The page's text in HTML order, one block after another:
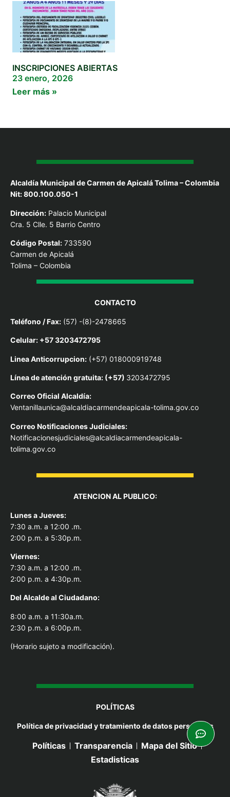
INSCRIPCIONES ABIERTAS
23 enero, 2026
Leer más »
Alcaldía Municipal de Carmen de Apicalá Tolima – Colombia
Nit: 800.100.050-1
Dirección: Palacio Municipal
Cra. 5 Clle. 5 Barrio Centro
Código Postal: 733590
Carmen de Apicalá
Tolima – Colombia
CONTACTO
Teléfono / Fax: (57) -(8)-2478665
Celular: +57 3203472795
Linea Anticorrupcion: (+57) 018000919748
Línea de atención gratuita: (+57) 3203472795
Correo Oficial Alcaldía:
Ventanillaunica@alcaldiacarmendeapicala-tolima.gov.co
Correo Notificaciones Judiciales:
Notificacionesjudiciales@alcaldiacarmendeapicala-
tolima.gov.co
ATENCION AL PUBLICO:
Lunes a Jueves:
7:30 a.m. a 12:00 .m.
2:00 p.m. a 5:30p.m.
Viernes:
7:30 a.m. a 12:00 .m.
2:00 p.m. a 4:30p.m.
Del Alcalde al Ciudadano:
8:00 a.m. a 11:30a.m.
2:30 p.m. a 6:00p.m.
(Horario sujeto a modificación).
POLÍTICAS
Política de privacidad y tratamiento de datos personales
Políticas Transparencia
Mapa del Sitio
Estadisticas